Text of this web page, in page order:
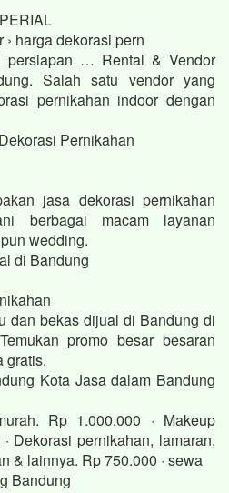
harga dekorasi pern
persiapan … Rental & Vendor
Salah satu vendor yang
pernikahan indoor dengan
Pernikahan
jasa dekorasi pernikahan
berbagai macam layanan
wedding.
di Bandung
dan bekas dijual di Bandung di
promo besar besaran
gratis.
Kota Jasa dalam Bandung
Rp 1.000.000 · Makeup
Dekorasi pernikahan, lamaran,
& lainnya. Rp 750.000 · sewa
Bandung